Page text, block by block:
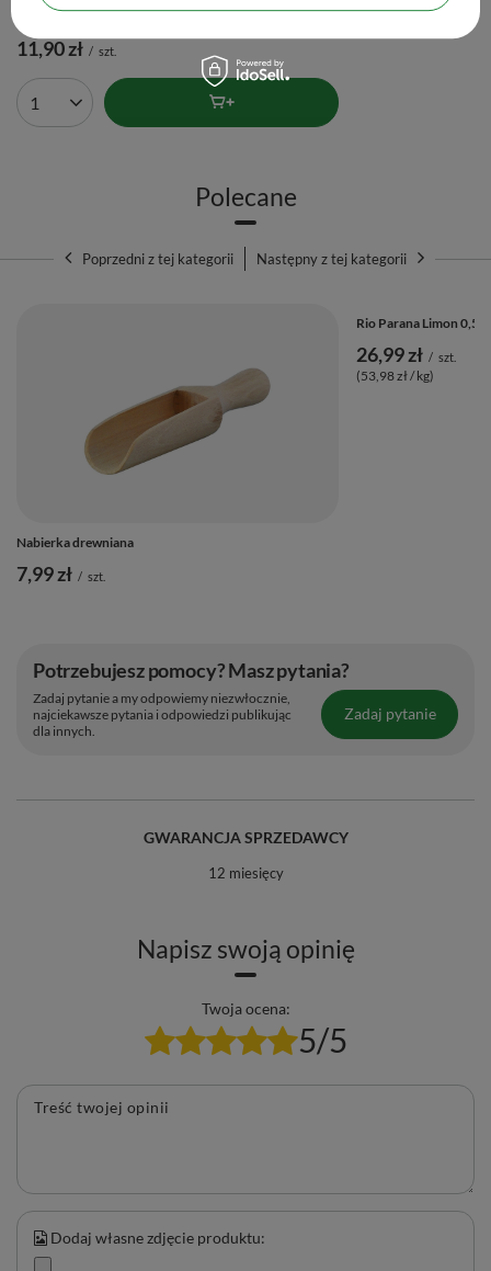
Chasen – Yoru
11,90 zł / szt.
Ilość produktów
Polecane
Poprzedni z tej kategorii Następny z tej kategorii
Nabierka drewniana
7,99 zł / szt.
Rio Parana Limon 0,5
26,99 zł / szt.
(53,98 zł / kg)
Potrzebujesz pomocy? Masz pytania?
Zadaj pytanie a my odpowiemy niezwłocznie,
najciekawsze pytania i odpowiedzi publikując
dla innych.
Zadaj pytanie
GWARANCJA SPRZEDAWCY
12 miesięcy
Napisz swoją opinię
Twoja ocena:
5/5
Treść twojej opinii
Dodaj własne zdjęcie produktu: